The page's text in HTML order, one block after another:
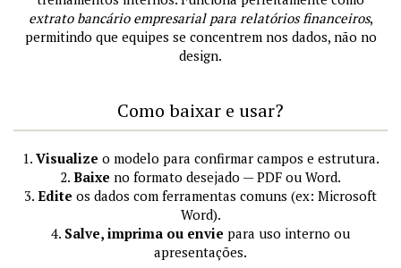
extrato bancário empresarial para relatórios financeiros,
permitindo que equipes se concentrem nos dados, não no
design.
Como baixar e usar?
1. Visualize o modelo para confirmar campos e estrutura.
2. Baixe no formato desejado — PDF ou Word.
3. Edite os dados com ferramentas comuns (ex: Microsoft
Word).
4. Salve, imprima ou envie para uso interno ou
apresentações.